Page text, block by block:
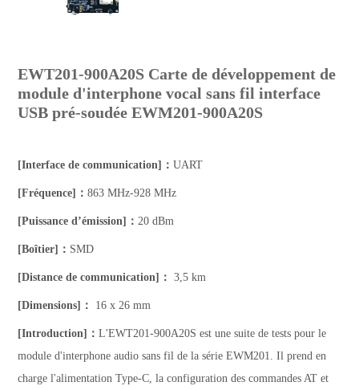
EWT201-900A20S Carte de développement de
module d'interphone vocal sans fil interface
USB pré-soudée EWM201-900A20S
[Interface de communication]：UART
[Fréquence]：863 MHz-928 MHz
[Puissance d’émission]：20 dBm
[Boîtier]： SMD
[Distance de communication]： 3,5 km
[Dimensions]： 16 x 26 mm
[Introduction]：L'EWT201-900A20S est une suite de tests pour le
module d'interphone audio sans fil de la série EWM201. Il prend en
charge l'alimentation Type-C, la configuration des commandes AT et